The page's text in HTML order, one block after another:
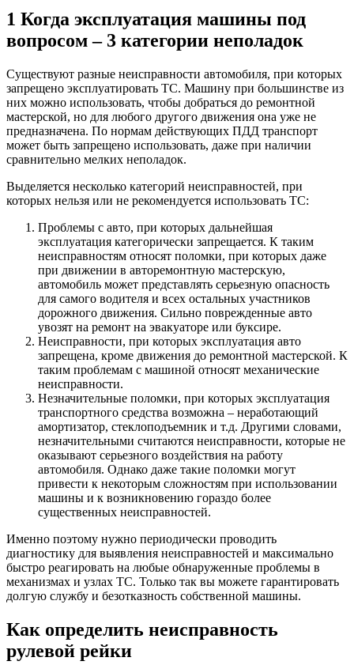
1 Когда эксплуатация машины под
вопросом – 3 категории неполадок
Существуют разные неисправности автомобиля, при которых
запрещено эксплуатировать ТС. Машину при большинстве из
них можно использовать, чтобы добраться до ремонтной
мастерской, но для любого другого движения она уже не
предназначена. По нормам действующих ПДД транспорт
может быть запрещено использовать, даже при наличии
сравнительно мелких неполадок.
Выделяется несколько категорий неисправностей, при
которых нельзя или не рекомендуется использовать ТС:
Проблемы с авто, при которых дальнейшая
эксплуатация категорически запрещается. К таким
неисправностям относят поломки, при которых даже
при движении в авторемонтную мастерскую,
автомобиль может представлять серьезную опасность
для самого водителя и всех остальных участников
дорожного движения. Сильно поврежденные авто
увозят на ремонт на эвакуаторе или буксире.
Неисправности, при которых эксплуатация авто
запрещена, кроме движения до ремонтной мастерской. К
таким проблемам с машиной относят механические
неисправности.
Незначительные поломки, при которых эксплуатация
транспортного средства возможна – неработающий
амортизатор, стеклоподъемник и т.д. Другими словами,
незначительными считаются неисправности, которые не
оказывают серьезного воздействия на работу
автомобиля. Однако даже такие поломки могут
привести к некоторым сложностям при использовании
машины и к возникновению гораздо более
существенных неисправностей.
Именно поэтому нужно периодически проводить
диагностику для выявления неисправностей и максимально
быстро реагировать на любые обнаруженные проблемы в
механизмах и узлах ТС. Только так вы можете гарантировать
долгую службу и безотказность собственной машины.
Как определить неисправность
рулевой рейки